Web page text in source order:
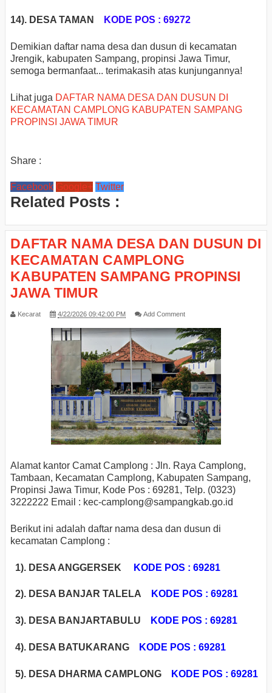
14). DESA TAMAN KODE POS : 69272
Demikian daftar nama desa dan dusun di kecamatan
Jrengik, kabupaten Sampang, propinsi Jawa Timur,
semoga bermanfaat... terimakasih atas kunjungannya!
Lihat juga DAFTAR NAMA DESA DAN DUSUN DI
KECAMATAN CAMPLONG KABUPATEN SAMPANG
PROPINSI JAWA TIMUR
Share :
Facebook Google+ Twitter
Related Posts :
DAFTAR NAMA DESA DAN DUSUN DI
KECAMATAN CAMPLONG
KABUPATEN SAMPANG PROPINSI
JAWA TIMUR
Kecarat 4/22/2026 09:42:00 PM Add Comment
Alamat kantor Camat Camplong : Jln. Raya Camplong,
Tambaan, Kecamatan Camplong, Kabupaten Sampang,
Propinsi Jawa Timur, Kode Pos : 69281, Telp. (0323)
3222222 Email : kec-camplong@sampangkab.go.id
Berikut ini adalah daftar nama desa dan dusun di
kecamatan Camplong :
1). DESA ANGGERSEK KODE POS : 69281
2). DESA BANJAR TALELA KODE POS : 69281
3). DESA BANJARTABULU KODE POS : 69281
4). DESA BATUKARANG KODE POS : 69281
5). DESA DHARMA CAMPLONG KODE POS : 69281